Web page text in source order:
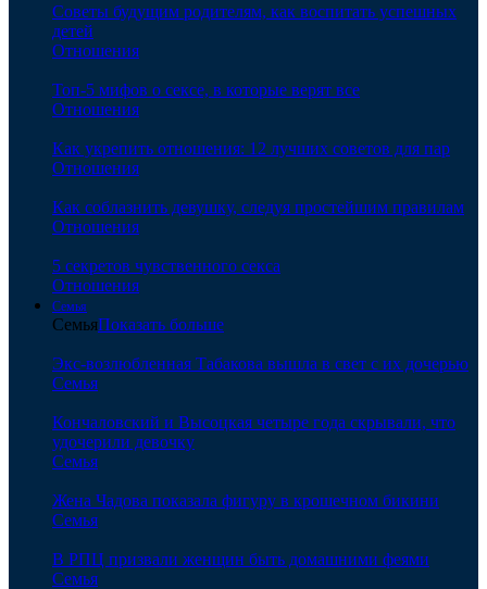
Советы будущим родителям, как воспитать успешных
детей
Отношения
Топ-5 мифов о сексе, в которые верят все
Отношения
Как укрепить отношения: 12 лучших советов для пар
Отношения
Как соблазнить девушку, следуя простейшим правилам
Отношения
5 секретов чувственного секса
Отношения
Семья
СемьяПоказать больше
Экс-возлюбленная Табакова вышла в свет с их дочерью
Семья
Кончаловский и Высоцкая четыре года скрывали, что
удочерили девочку
Семья
Жена Чадова показала фигуру в крошечном бикини
Семья
В РПЦ призвали женщин быть домашними феями
Семья